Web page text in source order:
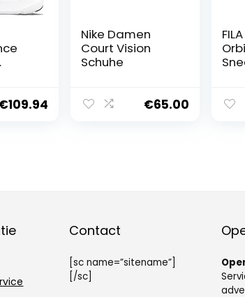
EU
€109.94
Nike Damen
Court Vision
Schuhe
€65.00
Contact
[sc name=”sitename”]
[/sc]